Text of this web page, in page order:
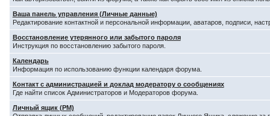
Ваша панель управления (Личные данные)
Редактирование контактной и персональной информации, аватаров, подписи,
Восстановление утерянного или забытого пароля
Инструкция по восстановлению забытого пароля.
Календарь
Информация по использованию функции календаря форума.
Контакт с администрацией и доклад модератору о сообщениях
Где найти список Администраторов и Модераторов форума.
Личный ящик (PM)